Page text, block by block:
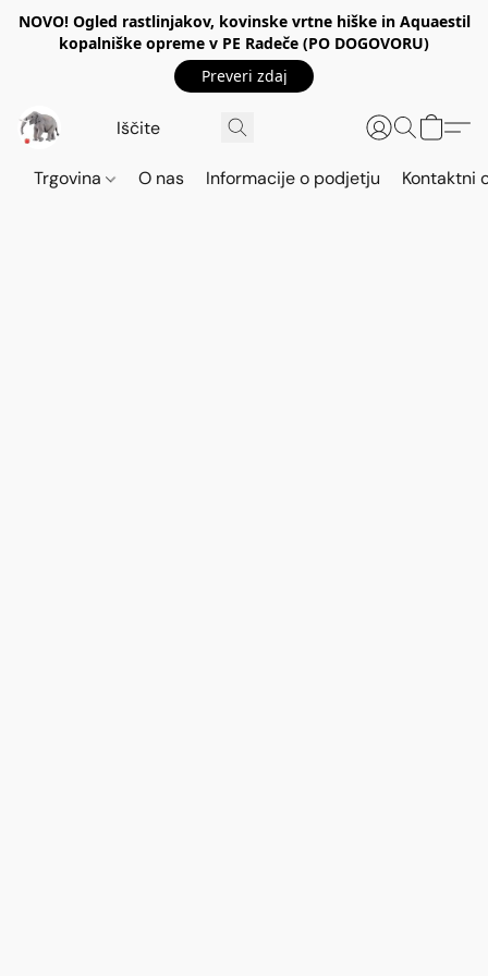
NOVO! Ogled rastlinjakov, kovinske vrtne hiške in Aquaestil
kopalniške opreme v PE Radeče (PO DOGOVORU)
Preveri zdaj
Trgovina O nas Informacije o podjetju Kontaktni